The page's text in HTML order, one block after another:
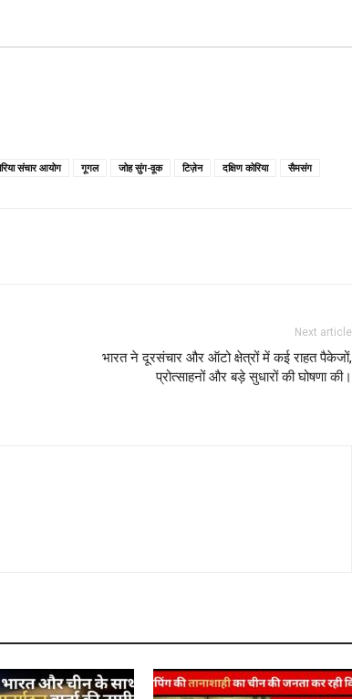
संचार आयोग गूगल जोह सुंग-वूक टिज़ेन दक्षिण कोरिया सैमसंग
Next article
भारत ने दूरसंचार और ऑटो क्षेत्रों में कई राहत पैकेजों,
प्रोत्साहनों और बड़े सुधारों की घोषणा की।